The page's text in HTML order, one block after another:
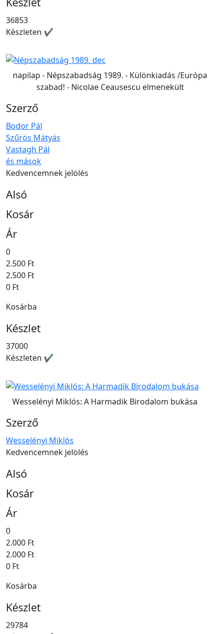
36853
Készleten ✔
napilap - Népszabadság 1989. - Különkiadás /Európa
szabad! - Nicolae Ceausescu elmenekült
Szerző
Bodor Pál
Szűrös Mátyás
Vastagh Pál
és mások
Kedvencemnek jelölés
Alsó
Kosár
Ár
0
2.500 Ft
2.500 Ft
0 Ft
Kosárba
Készlet
37000
Készleten ✔
Wesselényi Miklós: A Harmadik Birodalom bukása
Szerző
Wesselényi Miklós
Kedvencemnek jelölés
Alsó
Kosár
Ár
0
2.000 Ft
2.000 Ft
0 Ft
Kosárba
Készlet
29784